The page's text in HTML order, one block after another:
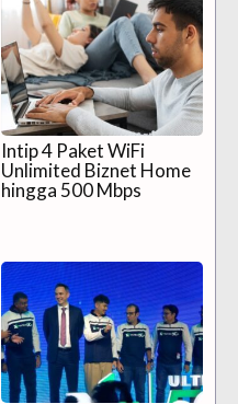
Intip 4 Paket WiFi
Unlimited Biznet Home
hingga 500 Mbps